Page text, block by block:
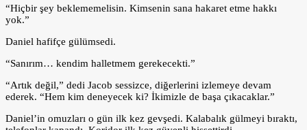
“Hiçbir şey beklememelisin. Kimsenin sana hakaret etme hakkı
yok.”
Daniel hafifçe gülümsedi.
“Sanırım… kendim halletmem gerekecekti.”
“Artık değil,” dedi Jacob sessizce, diğerlerini izlemeye devam
ederek. “Hem kim deneyecek ki? İkimizle de başa çıkacaklar.”
Daniel’in omuzları o gün ilk kez gevşedi. Kalabalık gülmeyi bıraktı,